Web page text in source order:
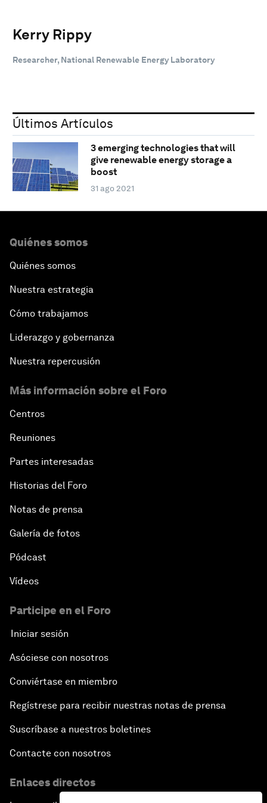
Kerry Rippy
Researcher, National Renewable Energy Laboratory
Últimos Artículos
3 emerging technologies that will
give renewable energy storage a
boost
31 ago 2021
Quiénes somos
Quiénes somos
Nuestra estrategia
Cómo trabajamos
Liderazgo y gobernanza
Nuestra repercusión
Más información sobre el Foro
Centros
Reuniones
Partes interesadas
Historias del Foro
Notas de prensa
Galería de fotos
Pódcast
Vídeos
Participe en el Foro
Iniciar sesión
Asóciese con nosotros
Conviértase en miembro
Regístrese para recibir nuestras notas de prensa
Suscríbase a nuestros boletines
Contacte con nosotros
Enlaces directos